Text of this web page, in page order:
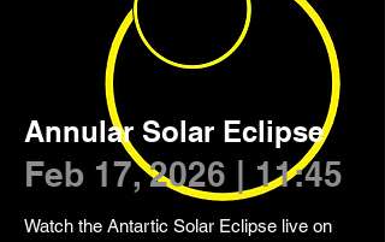
Annular Solar Eclipse
Feb 17, 2026 | 11:45
Watch the Antartic Solar Eclipse live on